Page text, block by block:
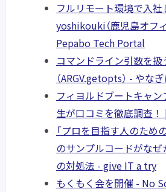
フルリモート環境で入社
yoshikouki（鹿児島オフ
Pepabo Tech Portal
コマンドライン引数を
（ARGV.getopts） - やな
フィヨルドブートキャ
生が口コミを徹底調査！
「プロを目指す人のため
のサンプルコードがな
の対処法 - give IT a try
もくもく会を開催 - No